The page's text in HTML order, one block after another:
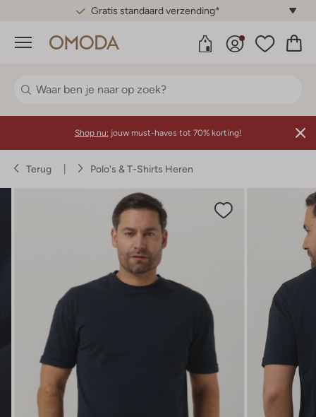
Gratis standaard verzending*
Menu
Shop nu: jouw must-haves tot 70% korting!
Terug Polo's & T-Shirts Heren